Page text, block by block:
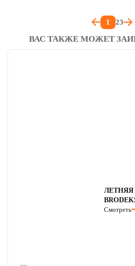
1 23
ВАС ТАКЖЕ МОЖЕТ
Смотреть